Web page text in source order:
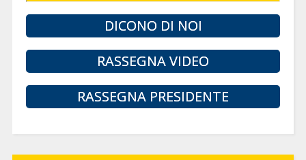
DICONO DI NOI
RASSEGNA VIDEO
RASSEGNA PRESIDENTE